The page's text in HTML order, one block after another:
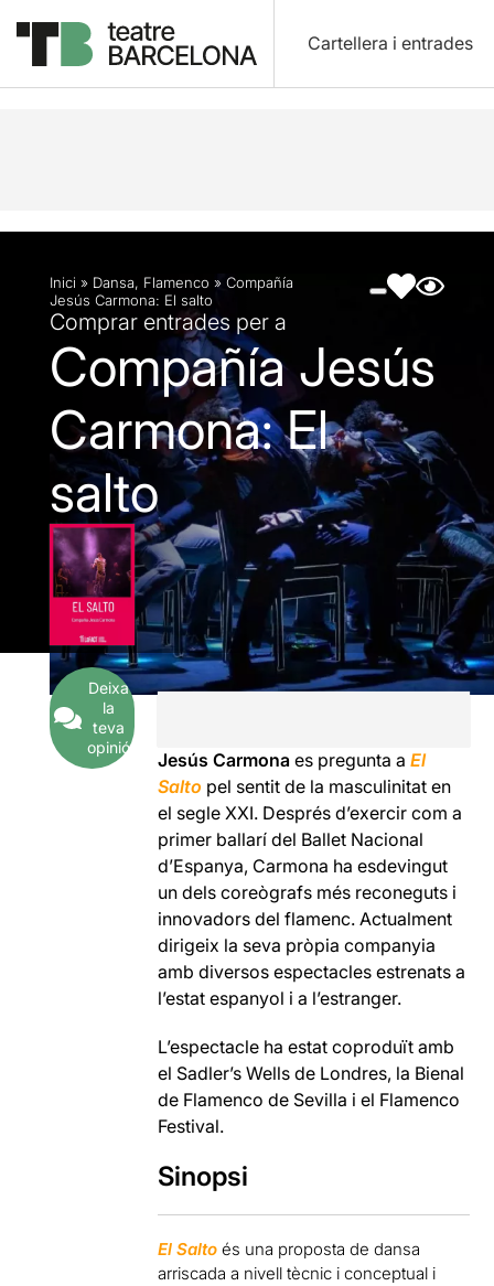
Cartellera i entrades
Descripció Fitxa artística Fotos i vídeos
Inici » Dansa, Flamenco » Compañía
Jesús Carmona: El salto
Comprar entrades per a
Compañía Jesús
Carmona: El
salto
Deixa
la
teva
opinió
Jesús Carmona es pregunta aEl
Salto pel sentit de la masculinitat en
el segle XXI. Després d’exercir com a
primer ballarí del Ballet Nacional
d’Espanya, Carmona ha esdevingut
un dels coreògrafs més reconeguts i
innovadors del flamenc. Actualment
dirigeix la seva pròpia companyia
amb diversos espectacles estrenats a
l’estat espanyol i a l’estranger.
L’espectacle ha estat coproduït amb
el Sadler’s Wells de Londres, la Bienal
de Flamenco de Sevilla i el Flamenco
Festival.
Sinopsi
El Salto és una proposta de dansa
arriscada a nivell tècnic i conceptual i